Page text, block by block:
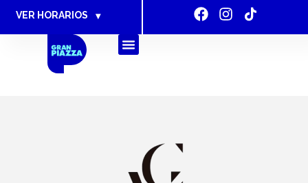
VER HORARIOS ▾